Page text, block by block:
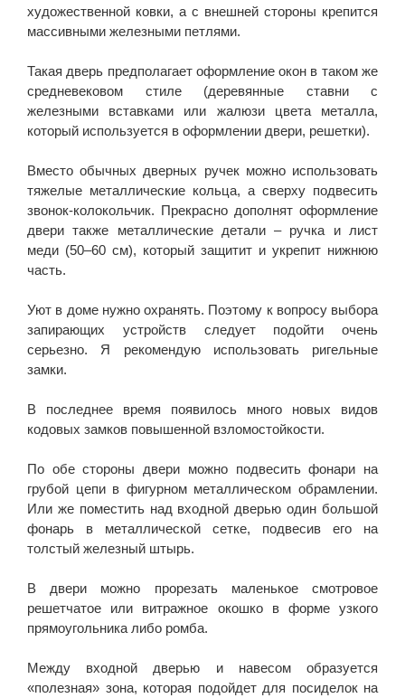
художественной ковки, а с внешней стороны крепится
массивными железными петлями.
Такая дверь предполагает оформление окон в таком же
средневековом стиле (деревянные ставни с
железными вставками или жалюзи цвета металла,
который используется в оформлении двери, решетки).
Вместо обычных дверных ручек можно использовать
тяжелые металлические кольца, а сверху подвесить
звонок-колокольчик. Прекрасно дополнят оформление
двери также металлические детали – ручка и лист
меди (50–60 см), который защитит и укрепит нижнюю
часть.
Уют в доме нужно охранять. Поэтому к вопросу выбора
запирающих устройств следует подойти очень
серьезно. Я рекомендую использовать ригельные
замки.
В последнее время появилось много новых видов
кодовых замков повышенной взломостойкости.
По обе стороны двери можно подвесить фонари на
грубой цепи в фигурном металлическом обрамлении.
Или же поместить над входной дверью один большой
фонарь в металлической сетке, подвесив его на
толстый железный штырь.
В двери можно прорезать маленькое смотровое
решетчатое или витражное окошко в форме узкого
прямоугольника либо ромба.
Между входной дверью и навесом образуется
«полезная» зона, которая подойдет для посиделок на